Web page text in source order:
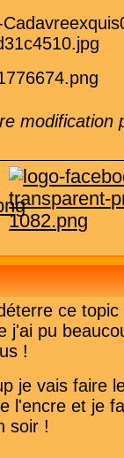
modification
ce
j'ai pu
!
je vais faire
l'encre et je
soir !